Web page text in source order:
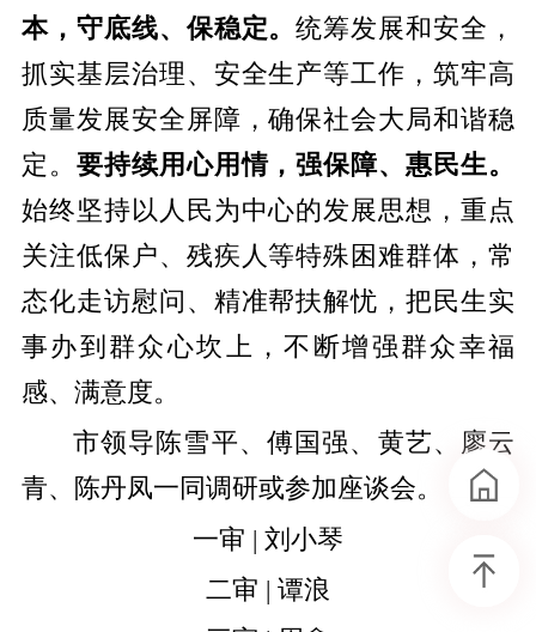
本，守底线、保稳定。统筹发展和安全，
抓实基层治理、安全生产等工作，筑牢高
质量发展安全屏障，确保社会大局和谐稳
定。 要持续用心用情，强保障、惠民生。
始终坚持以人民为中心的发展思想，重点
关注低保户、残疾人等特殊困难群体，常
态化走访慰问、精准帮扶解忧，把民生实
事办到群众心坎上，不断增强群众幸福
感、满意度。
市领导陈雪平、傅国强、黄艺、廖云
青、陈丹凤一同调研或参加座谈会。
一审 | 刘小琴
二审 | 谭浪